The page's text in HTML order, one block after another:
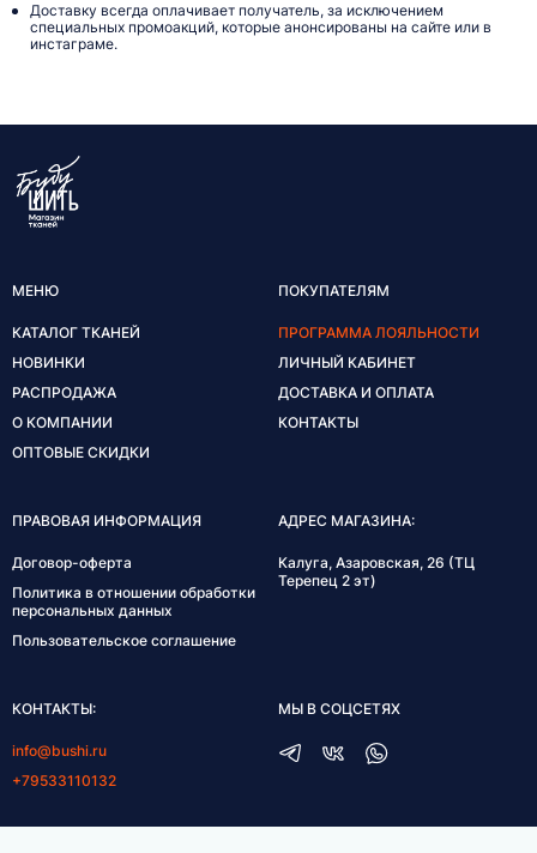
Доставку всегда оплачивает получатель, за исключением
специальных промоакций, которые анонсированы на сайте или в
инстаграме.
МЕНЮ
КАТАЛОГ ТКАНЕЙ
НОВИНКИ
РАСПРОДАЖА
О КОМПАНИИ
ОПТОВЫЕ СКИДКИ
ПОКУПАТЕЛЯМ
ПРОГРАММА ЛОЯЛЬНОСТИ
ЛИЧНЫЙ КАБИНЕТ
ДОСТАВКА И ОПЛАТА
КОНТАКТЫ
ПРАВОВАЯ ИНФОРМАЦИЯ
Договор-оферта
Политика в отношении обработки
персональных данных
Пользовательское соглашение
АДРЕС МАГАЗИНА:
Калуга, Азаровская, 26 (ТЦ
Терепец 2 эт)
КОНТАКТЫ:
info@bushi.ru
+79533110132
МЫ В СОЦСЕТЯХ